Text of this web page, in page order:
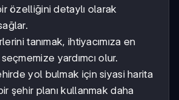
özelliğini detaylı olarak
tanımak, ihtiyacımıza en
yardımcı olur.
yol bulmak için siyasi harita
şehir planı kullanmak daha